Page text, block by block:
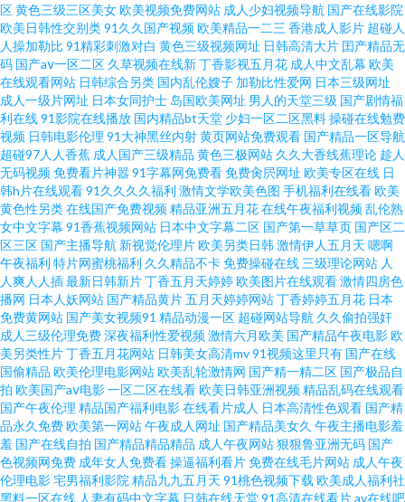
伦性爱视频 老湿机免费直播视频 国产好视频网站 91制作天麻厂 性交剧场午
夜专线 wwwwww91黄 日韩中文精品在线 91大片免费观看视频 亚洲伊人久久
久 大香蕉操嫂子 深夜福利网站国产日韩 欧美性盈 激情久久毛片 www91草莓
91AV免费 超碰中国老年夫妻人人操 亚洲青青草社区 青青草免费视频 精品喷
水一区二区 成人综合福利视频导航 91老熟女 老湿机69福利社 伊人青青草综
合网 三级三级久久三级久久 男女免费视频 国产在线女同视频网站 www日本
黄色 日韩一二片 欧美福利专区 韩国色色网 AV第一福利吾爱导航 日韩色情第
一页 三级小视频试看 免费wwwxxx 国产尤物精品做 97电影大片伦理片 91处
女精品视频 精品国产九九九 亚洲精品国产一二三四 三级站网视频 内射无码
网站 黄色91黄页网 www欧州精品 91大片 小色逼怡红院欧美日韩 国产91啪啪
午夜寂寞在线观看 欧美性的一区 涩瑟爱青草婷婷激情五月天 91密桃在线观
区黄色三级三区美女欧美视频免费网站 成人少妇视频导航 国产在线影院
欧美日韩性交别类91久久国产视频欧美精品一二三 香港成人影片 超碰人
人操加勒比91精彩刺激对白 黄色三级视频网址 日韩高清大片 囯产精品无
码 国产aⅴ一区二区 久草视频在线新丁香影视五月花 成人中文乱幕 欧美
在线观看网站 日韩综合另类 国内乱伦嫂子 加勒比性爱网 日本三级网址
成人一级片网址 日本女同护士 岛国欧美网址 男人的天堂三级 国产剧情福
利在线91影院在线播放 国内精品bt天堂 少妇一区二区黑料操碰在线勉费
视频 日韩电影伦理 91大神黑丝内射黄页网站免费观看 国产精品一区导航
超碰97人人香蕉 成人国产三级精品 黄色三极网站 久久大香线蕉理论 趁人
无码视频免费看片神嚣91字幕网免费看免费肏屄网址 欧美专区在线 日
韩h片在线观看91久久久久福利 激情文学欧美色图 手机福利在线看欧美
黄色性另类在线国产免费视频精品亚洲五月花在线午夜福利视频乱伦熟
女中文字幕 91香蕉视频网站 日本中文字幕二区 国产第一草草页 国产区二
区三区 国产主播导航 新视觉伦理片欧美另类日韩激情伊人五月天 嗯啊
午夜福利 特片网蜜桃福利 久久精品不卡免费操碰在线 三级理论网站 人
人爽人人插最新日韩新片丁香五月天婷婷欧美图片在线观看激情四房色
播网 日本人妖网站 国产精品黄片五月天婷婷网站丁香婷婷五月花 日本
免费黄网站 国产美女视频91 精品动漫一区 超碰网站导航 久久偷拍强奸
成人三级伦理免费深夜福利性爱视频激情六月欧美 国产精品午夜电影欧
美另类性片丁香五月花网站 日韩美女高清mv91视频这里只有 国产在线
国偷精品 欧美伦理电影网站欧美乱轮激情网 国产精一精二区 国产极品自
拍 欧美国产aⅴ电影一区二区在线看欧美日韩亚洲视频精品乱码在线观看
国产午夜伦理 精品国产福利电影在线看片成人 日本高清性色观看 国产精
品永久免费欧美第一网站午夜成人网址 国产精品美女久 午夜主播电影羞
羞 国产在线自拍 国产精品精品精品 成人午夜网站狠狠鲁亚洲无码 国产
色视频网免费 成年女人免费看操逼福利看片免费在线毛片网站 成人午夜
伦理电影宅男福利影院 精品九九五月天 91桃色视频下载 欧美成人福利社
黑料一区在线 人妻有码中文字幕 日韩在线天堂91高清在线看片av在线吧